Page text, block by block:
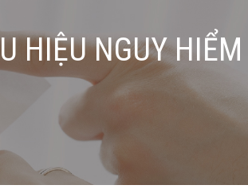
HIỆU NGUY